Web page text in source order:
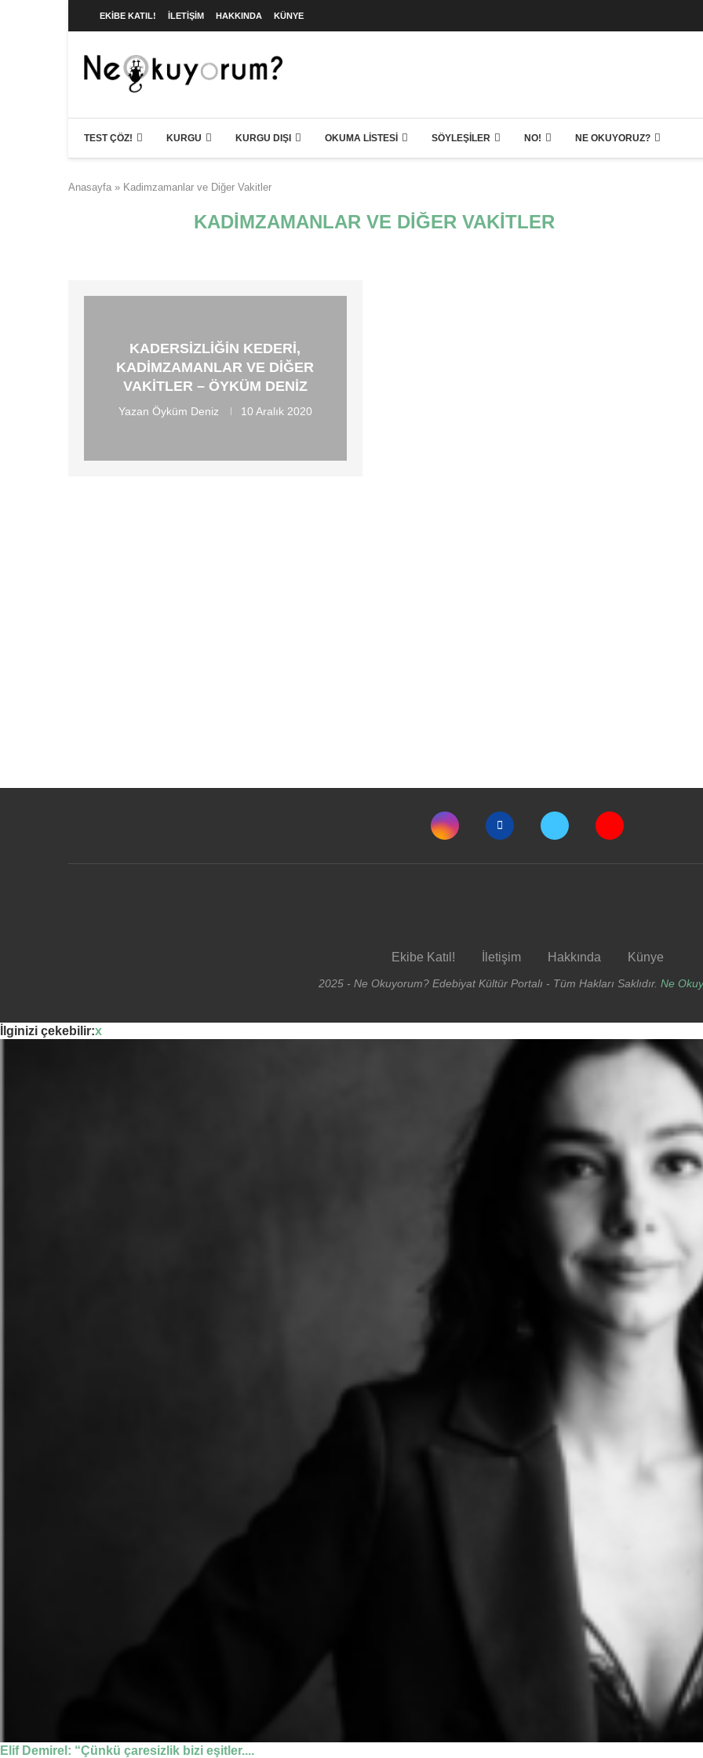
EKIBE KATIL! İLETIŞIM HAKKINDA KÜNYE
TEST ÇÖZ! KURGU KURGU DIŞI OKUMA LISTESI SÖYLEŞILER NO! NE OKUYORUZ?
Anasayfa » Kadimzamanlar ve Diğer Vakitler
KADIMZAMANLAR VE DIĞER VAKITLER
KADERSIZLIĞIN KEDERI,
KADIMZAMANLAR VE DIĞER
VAKITLER – ÖYKÜM DENIZ
Yazan Öyküm Deniz 10 Aralık 2020
Ekibe Katıl! İletişim Hakkında Künye
2025 - Ne Okuyorum? Edebiyat Kültür Portalı - Tüm Hakları Saklıdır. Ne
İlginizi çekebilir:x
Elif Demirel: “Çünkü çaresizlik bizi eşitler....